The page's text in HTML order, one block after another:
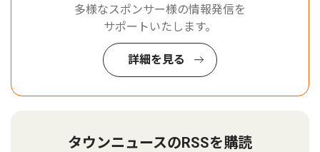
多様なスポンサー様の情報発信を
サポートいたします。
詳細を見る
タウンニュースのRSSを購読